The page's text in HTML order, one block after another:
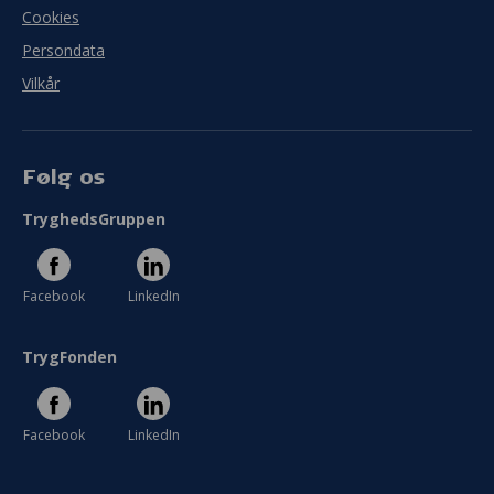
Cookies
Persondata
Vilkår
Følg os
TryghedsGruppen
Facebook LinkedIn
TrygFonden
Facebook LinkedIn